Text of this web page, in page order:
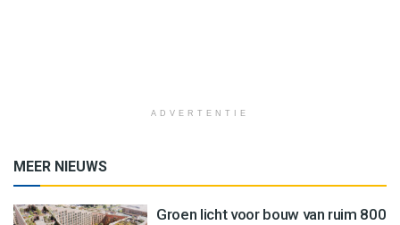
ADVERTENTIE
MEER NIEUWS
Groen licht voor bouw van ruim 800